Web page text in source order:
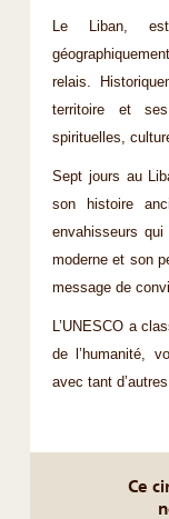
Le Liban,
relais.
territoire et
spirituelles,
Sept jours au
son histoire
envahisseurs
moderne et son
message de
L’UNESCO a
de l’humanité,
avec tant
Ce